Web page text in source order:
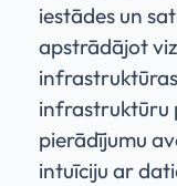
iestādes un
apstrādājot
infrastruktūru
pierādījumu
intuīciju ar